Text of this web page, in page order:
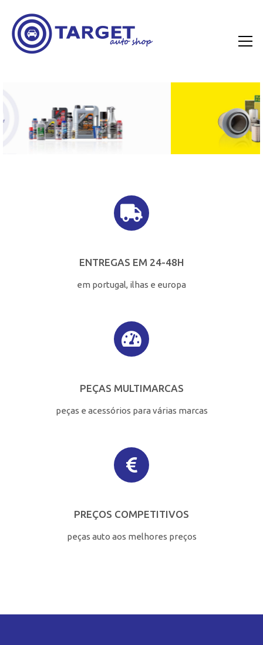
ENTREGAS EM 24-48H
em portugal, ilhas e europa
PEÇAS MULTIMARCAS
peças e acessórios para várias marcas
PREÇOS COMPETITIVOS
peças auto aos melhores preços